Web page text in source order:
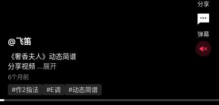
@飞笛
《奢香夫人》动态简谱
分享视频 ...展开
6个月前
#作2指法 #E调 #动态简谱
分享
弹幕